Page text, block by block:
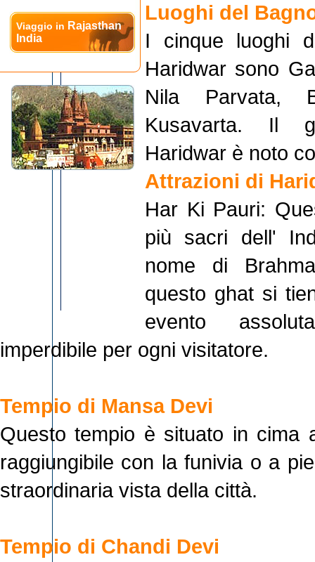
Viaggio in Rajasthan
India
Luoghi del
I cinque luoghi
Haridwar sono
Nila Parvata,
Kusavarta. Il
Haridwar è noto
Attrazioni di
Har Ki Pauri:
più sacri dell'
nome di
questo ghat si
evento
imperdibile per ogni visitatore.
Tempio di Mansa Devi
Questo tempio è situato in cima
raggiungibile con la funivia o a
straordinaria vista della città.
Tempio di Chandi Devi